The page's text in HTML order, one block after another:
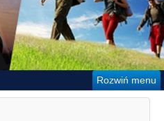
Rozwiń menu